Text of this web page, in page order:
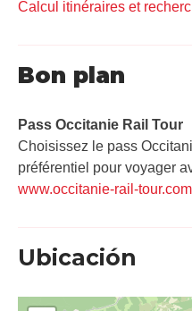
Calcul itinéraires et
Bon plan
Pass Occitanie Rail Tour​
Choisissez le pass
préférentiel pour voyager
www.occitanie-rail-tour.com
Ubicación